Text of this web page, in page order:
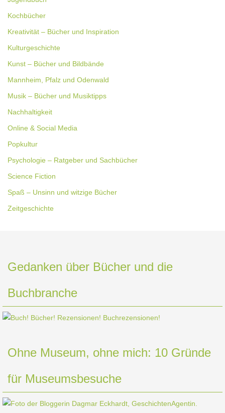
Kochbücher
Kreativität – Bücher und Inspiration
Kulturgeschichte
Kunst – Bücher und Bildbände
Mannheim, Pfalz und Odenwald
Musik – Bücher und Musiktipps
Nachhaltigkeit
Online & Social Media
Popkultur
Psychologie – Ratgeber und Sachbücher
Science Fiction
Spaß – Unsinn und witzige Bücher
Zeitgeschichte
Gedanken über Bücher und die
Buchbranche
Ohne Museum, ohne mich: 10 Gründe
für Museumsbesuche